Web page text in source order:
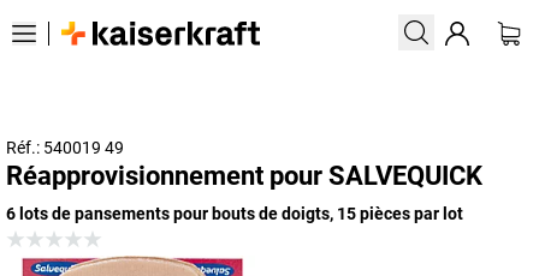
Réf.: 540019 49
Réapprovisionnement pour SALVEQUICK
6 lots de pansements pour bouts de doigts, 15 pièces par lot